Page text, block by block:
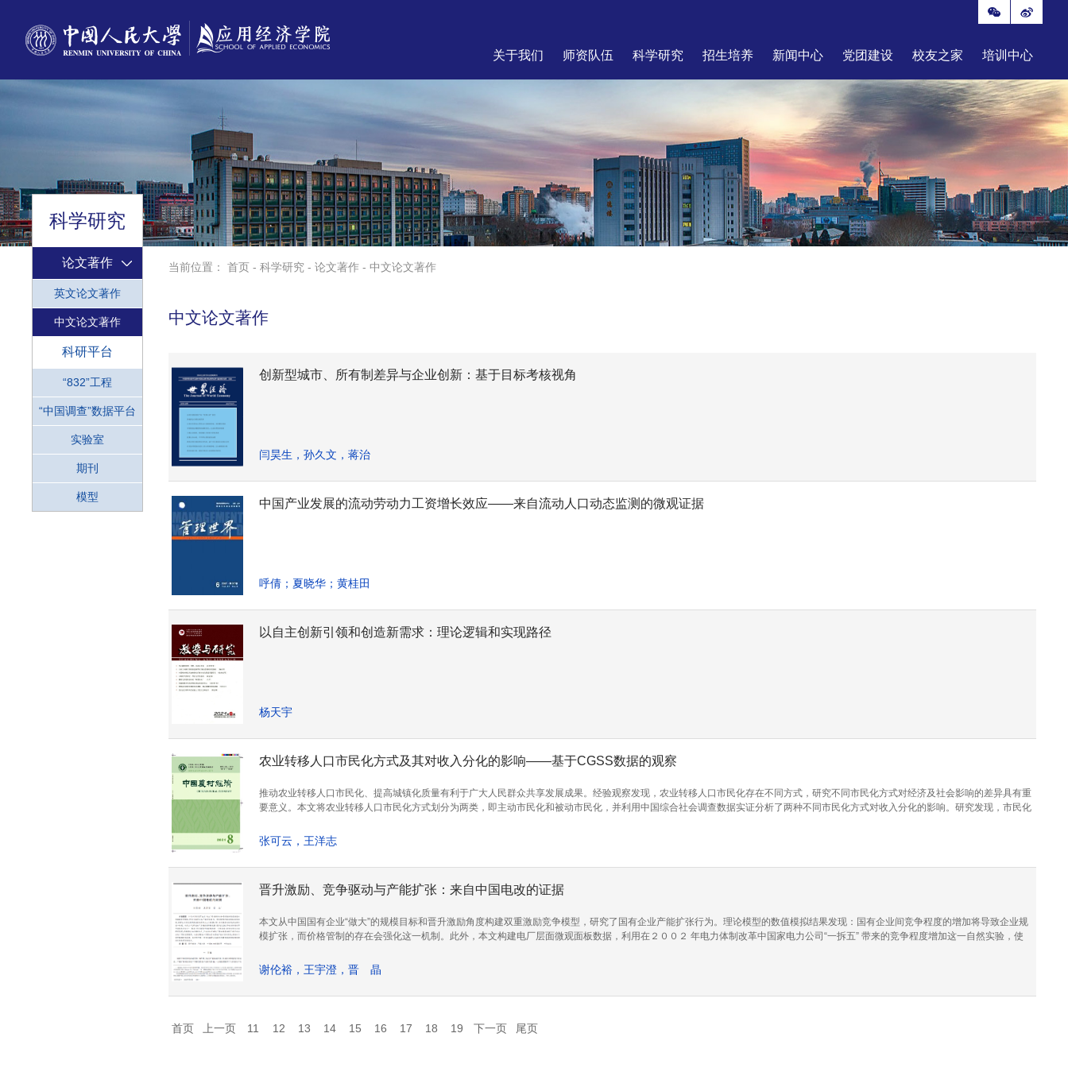
关于我们 师资队伍 科学研究 招生培养 新闻中心 党团建设 校友之家 培训中心
科学研究
论文著作
英文论文著作
中文论文著作
科研平台
“832”工程
“中国调查”数据平台
实验室
期刊
模型
当前位置：首页 -科学研究 -论文著作 -中文论文著作
中文论文著作
创新型城市、所有制差异与企业创新：基于目标考核视角
闫昊生，孙久文，蒋治
中国产业发展的流动劳动力工资增长效应——来自流动人口动态监测的微观证据
呼倩；夏晓华；黄桂田
以自主创新引领和创造新需求：理论逻辑和实现路径
杨天宇
农业转移人口市民化方式及其对收入分化的影响——基于CGSS数据的观察
推动农业转移人口市民化、提高城镇化质量有利于广大人民群众共享发展成果。经验观察发现，农业转移人口市民化存在不同方式，研究不同市民化方式对经济及社会影响的差异具有重
要意义。本文将农业转移人口市民化方式划分为两类，即主动市民化和被动市民化，并利用中国综合社会调查数据实证分析了两种不同市民化方式对收入分化的影响。研究发现，市民化
预期外的政策冲击导致其在就业市场上处于劣势地位；但与保留农业户籍的个体比较，被动市民化居民则具备一定的收入优势。基于上述发现，本文认为，在推进农业转移人口市民化的
张可云，王洋志
晋升激励、竞争驱动与产能扩张：来自中国电改的证据
本文从中国国有企业“做大”的规模目标和晋升激励角度构建双重激励竞争模型，研究了国有企业产能扩张行为。理论模型的数值模拟结果发现：国有企业间竞争程度的增加将导致企业规
模扩张，而价格管制的存在会强化这一机制。此外，本文构建电厂层面微观面板数据，利用在２００２ 年电力体制改革中国家电力公司“一拆五” 带来的竞争程度增加这一自然实验，使
存在性。本研究对进一步深化国有企业改革和持续推进供给侧结构性改革具有重要意义。
谢伦裕，王宇澄，晋 晶
首页 上一页 11 12 13 14 15 16 17 18 19 下一页 尾页